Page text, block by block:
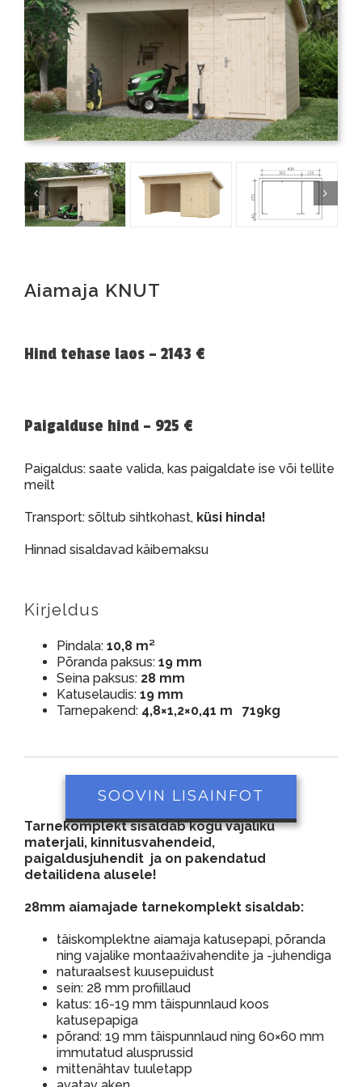
Aiamaja KNUT
Hind tehase laos – 2143 €
Paigalduse hind – 925 €
Paigaldus: saate valida, kas paigaldate ise või tellite
meilt
Transport: sõltub sihtkohast, küsi hinda!
Hinnad sisaldavad käibemaksu
Kirjeldus
Pindala: 10,8 m²
Põranda paksus: 19 mm
Seina paksus: 28 mm
Katuselaudis: 19 mm
Tarnepakend:4,8×1,2×0,41 m 719kg
SOOVIN LISAINFOT
Tarnekomplekt sisaldab kogu vajaliku
materjali, kinnitusvahendeid,
paigaldusjuhendit ja on pakendatud
detailidena alusele!
28mm aiamajade tarnekomplekt sisaldab:
täiskomplektne aiamaja katusepapi, põranda
ning vajalike montaaživahendite ja -juhendiga
naturaalsest kuusepuidust
sein: 28 mm profiillaud
katus: 16-19 mm täispunnlaud koos
katusepapiga
põrand: 19 mm täispunnlaud ning 60×60 mm
immutatud alusprussid
mittenähtav tuuletapp